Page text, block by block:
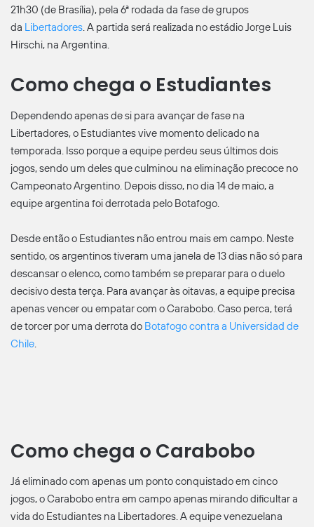
21h30 (de Brasília), pela 6ª rodada da fase de grupos
da Libertadores. A partida será realizada no estádio Jorge Luis
Hirschi, na Argentina.
Como chega o Estudiantes
Dependendo apenas de si para avançar de fase na
Libertadores, o Estudiantes vive momento delicado na
temporada. Isso porque a equipe perdeu seus últimos dois
jogos, sendo um deles que culminou na eliminação precoce no
Campeonato Argentino. Depois disso, no dia 14 de maio, a
equipe argentina foi derrotada pelo Botafogo.
Desde então o Estudiantes não entrou mais em campo. Neste
sentido, os argentinos tiveram uma janela de 13 dias não só para
descansar o elenco, como também se preparar para o duelo
decisivo desta terça. Para avançar às oitavas, a equipe precisa
apenas vencer ou empatar com o Carabobo. Caso perca, terá
de torcer por uma derrota do Botafogo contra a Universidad de
Chile.
Como chega o Carabobo
Já eliminado com apenas um ponto conquistado em cinco
jogos, o Carabobo entra em campo apenas mirando dificultar a
vida do Estudiantes na Libertadores. A equipe venezuelana